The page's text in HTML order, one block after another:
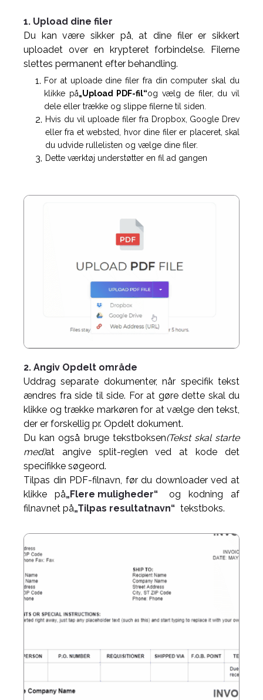
1. Upload dine filer
Du kan være sikker på, at dine filer er sikkert
uploadet over en krypteret forbindelse. Filerne
slettes permanent efter behandling.
For at uploade dine filer fra din computer skal du
klikke på„Upload PDF-fil“og vælg de filer, du vil
dele eller trække og slippe filerne til siden.
Hvis du vil uploade filer fra Dropbox, Google Drev
eller fra et websted, hvor dine filer er placeret, skal
du udvide rullelisten og vælge dine filer.
Dette værktøj understøtter en fil ad gangen
2. Angiv Opdelt område
Uddrag separate dokumenter, når specifik tekst
ændres fra side til side. For at gøre dette skal du
klikke og trække markøren for at vælge den tekst,
der er forskellig pr. Opdelt dokument.
Du kan også bruge tekstboksen(Tekst skal starte
med)at angive split-reglen ved at kode det
specifikke søgeord.
Tilpas din PDF-filnavn, før du downloader ved at
klikke på„Flere muligheder“
og kodning af
filnavnet på„Tilpas resultatnavn“ tekstboks.